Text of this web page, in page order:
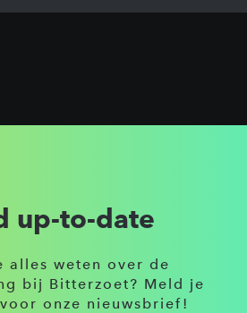
up-to-date
alles weten over de
bij Bitterzoet? Meld je
onze nieuwsbrief!